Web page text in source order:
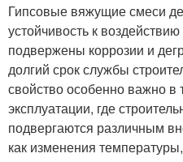
Гипсовые вяжущие смеси
устойчивость к
подвержены коррозии и
долгий срок службы
свойство особенно важно в
эксплуатации, где
подвергаются различным
как изменения